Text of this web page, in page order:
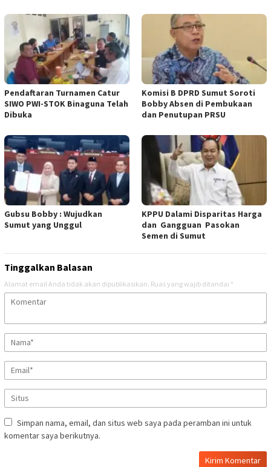
Pendaftaran Turnamen Catur
SIWO PWI-STOK Binaguna Telah
Dibuka
Komisi B DPRD Sumut Soroti
Bobby Absen di Pembukaan
dan Penutupan PRSU
Gubsu Bobby : Wujudkan
Sumut yang Unggul
KPPU Dalami Disparitas Harga
dan Gangguan Pasokan
Semen di Sumut
Tinggalkan Balasan
Alamat email Anda tidak akan dipublikasikan. Ruas yang wajib ditandai *
Simpan nama, email, dan situs web saya pada peramban ini untuk
komentar saya berikutnya.